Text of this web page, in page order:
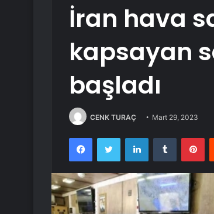
İran hava
kapsayan
başladı
CENK TURAÇ Mart 29, 2023
FacebookTwitter LinkedInTumblr